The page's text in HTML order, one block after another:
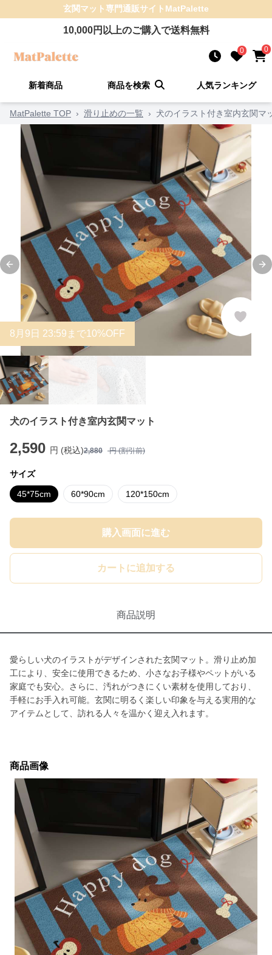
玄関マット専門通販サイト MatPalette
10,000円以上のご購入で送料無料
0 0
新着商品 商品を検索 人気ランキング
MatPalette TOP › 滑り止めの一覧 › 犬のイラスト付き室内玄関マ
Previous slide
8 月 9 日 23:59まで10%OFF
犬のイラスト付き室内玄関マット
2,590 円 (税込)2,880 円 (割引前)
サイズ
45*75cm 60*90cm 120*150cm
購入画面に進む
カートに追加する
商品説明
愛らしい犬のイラストがデザインされた玄関マット。滑り止め加
工により、安全に使用できるため、小さなお子様やペットがいる
家庭でも安心。さらに、汚れがつきにくい素材を使用しており、
手軽にお手入れ可能。玄関に明るく楽しい印象を与える実用的な
アイテムとして、訪れる人々を温かく迎え入れます。
商品画像